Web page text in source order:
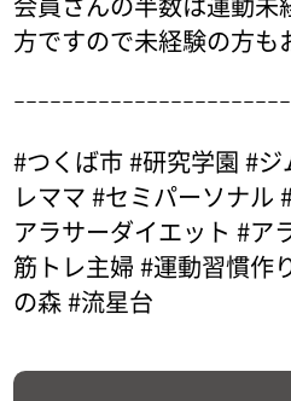
方ですので未経験の方
ｰｰｰｰｰｰｰｰｰｰｰｰｰｰｰｰｰｰｰｰｰｰ
#つくば市 #研究学園 #
レママ #セミパーソナル
アラサーダイエット #ア
筋トレ主婦 #運動習慣作
の森 #流星台